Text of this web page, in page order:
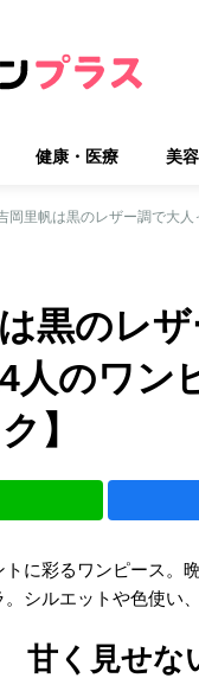
健康・医療 美容
黒のレ
人のワン
】
に彩るワンピース。
シルエットや色使い
甘く見せな